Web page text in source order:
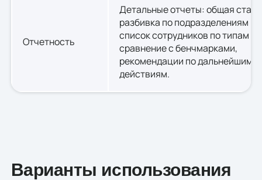
Отчетность
Детальные отчеты: общая
разбивка по подразделениям и
список сотрудников по типам
сравнение с бенчмарками,
рекомендации по дальнейшим
действиям.
Варианты использования